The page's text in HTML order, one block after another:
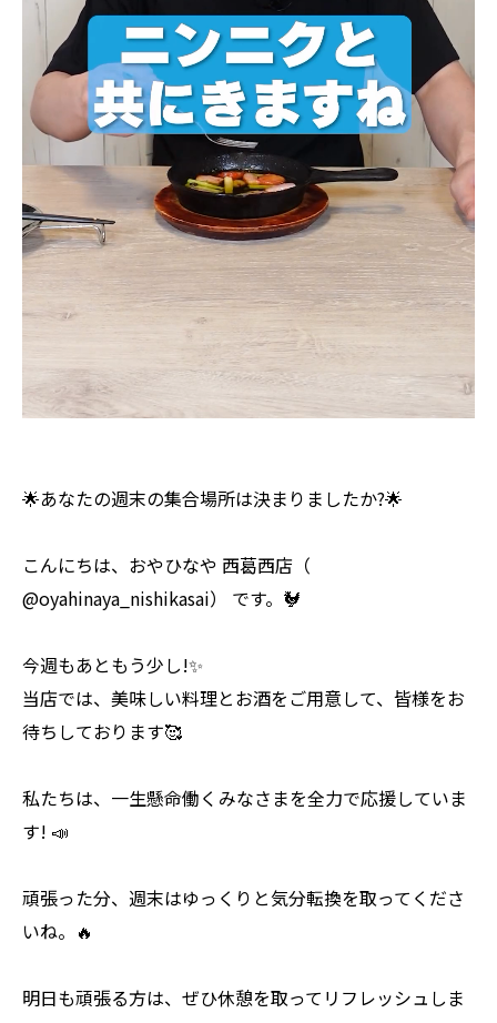
🌟あなたの週末の集合場所は決まりましたか?🌟
こんにちは、おやひなや 西葛西店（
@oyahinaya_nishikasai） です。🐓
今週もあともう少し!✨
当店では、美味しい料理とお酒をご用意して、皆様をお
待ちしております🥰
私たちは、一生懸命働くみなさまを全力で応援していま
す! 📣
頑張った分、週末はゆっくりと気分転換を取ってくださ
いね。🔥
明日も頑張る方は、ぜひ休憩を取ってリフレッシュしま